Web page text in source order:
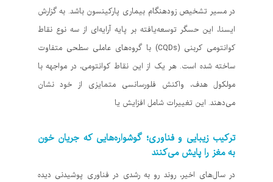
در مسیر تشخیص زودهنگام بیماری پارکینسون باشد. به گزارش
ایسنا، این حسگر توسعه‌یافته بر پایه آرایه‌ای از سه نوع نقاط
کوانتومی کربنی (CQDs) با گروه‌های عاملی سطحی متفاوت
ساخته شده است. هر یک از این نقاط کوانتومی، در مواجهه با
مولکول هدف، واکنش فلورسانسی متمایزی از خود نشان
می‌دهند. این تغییرات شامل افزایش یا
ترکیب زیبایی و فناوری؛ گوشواره‌هایی که جریان خون
به مغز را پایش می‌کنند
در سال‌های اخیر، روند رو به رشدی در فناوری پوشیدنی دیده